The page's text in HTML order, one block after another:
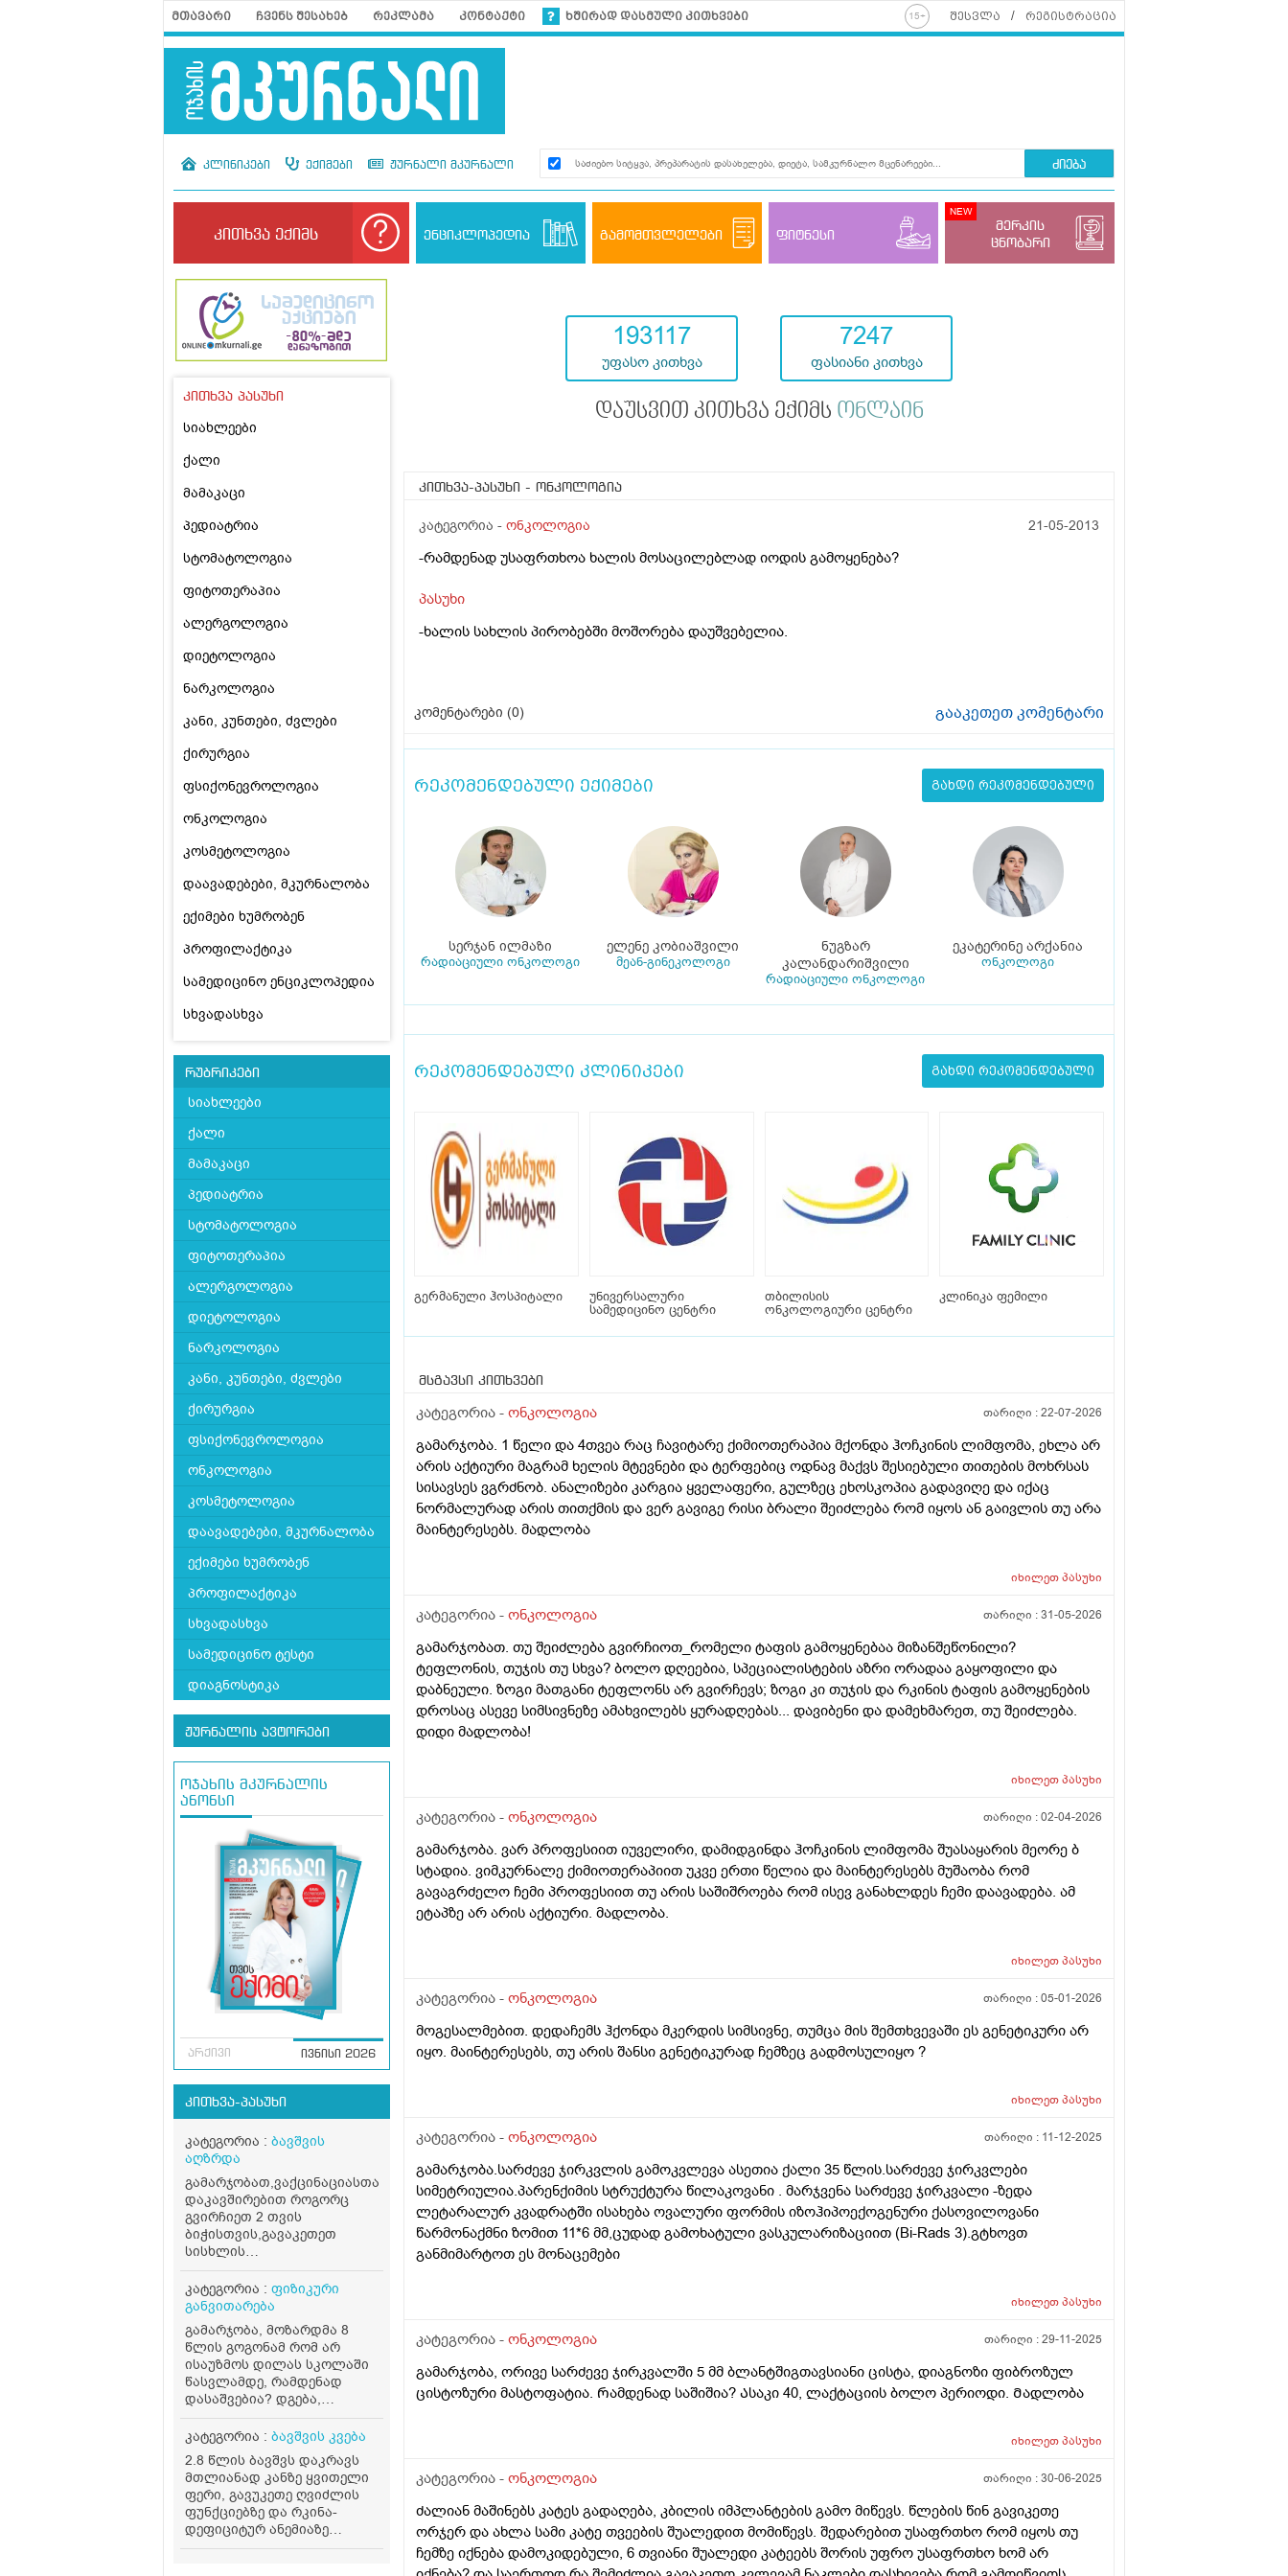
მთავარი ჩვენს შესახებ რეკლამა კონტაქტი ხშირად დასმული კითხვები შესვლა რეგისტრაცია
კლინიკები ექიმები ჟურნალი მკურნალი ძიება
კითხვა ექიმს ენციკლოპედია გამომთვლელები ფიტნესი
მერკის
ცნობარი
კითხვა პასუხი
სიახლეები
ქალი
მამაკაცი
პედიატრია
სტომატოლოგია
ფიტოთერაპია
ალერგოლოგია
დიეტოლოგია
ნარკოლოგია
კანი, კუნთები, ძვლები
ქირურგია
ფსიქონევროლოგია
ონკოლოგია
კოსმეტოლოგია
დაავადებები, მკურნალობა
ექიმები ხუმრობენ
პროფილაქტიკა
სამედიცინო ენციკლოპედია
სხვადასხვა
რუბრიკები
სიახლეები
ქალი
მამაკაცი
პედიატრია
სტომატოლოგია
ფიტოთერაპია
ალერგოლოგია
დიეტოლოგია
ნარკოლოგია
კანი, კუნთები, ძვლები
ქირურგია
ფსიქონევროლოგია
ონკოლოგია
კოსმეტოლოგია
დაავადებები, მკურნალობა
ექიმები ხუმრობენ
პროფილაქტიკა
სხვადასხვა
სამედიცინო ტესტი
დიაგნოსტიკა
ჟურნალის ავტორები
ოჯახის მკურნალის
ანონსი
არქივი ივნისი 2026
კითხვა-პასუხი
კატეგორია : ბავშვის
აღზრდა
გამარჯობათ,ვაქცინაციასთან
დაკავშირებით როგორც
გვირჩიეთ 2 თვის
ბიჭისთვის,გავაკეთეთ
სისხლის
ანალიზი,ლეიკოციტები
11.19 ერითროციტები 3.99
თრომბოციტები 351,სიცხე
37.3 ქონდა,მაგრამ მაინც
სიცხედ ჩათვალა,ყურები
ტკივაო და შეიძლება
ვირუსი ყურიდან
იწყებოდესო,გამოგვიწერა
ოტიპაკსი,მეორე აცრა
გადავდეთ უკვე,არის 2 თბის
და 8 დღის,დაველოდოთ
ერთი კვირა
კიდევო,ანალიზებში
დანარჩენი ნორმაში
იყო,პლიუს კიდევ ასოს ჩუჩა
არ გადადის
კატეგორია : ფიზიკური
განვითარება
გამარჯობა, მოზარდმა 8
წლის გოგონამ რომ არ
ისაუზმოს დილას სკოლაში
წასვლამდე, რამდენად
დასაშვებია? დგება,
იღვიძებს 8 საათზე,
სკოლაში პირველი კვება
ნახევრისთვის. დასაშვებია
ამდენი ხანი მშიერი ყოფნა?
ან აუცილებელია თუ არა
ადგომისთანავე საუზმობა,
სკოლას იწყებს 9 საათზე.
თან არ შია ხოლმე ამ დროს.
კატეგორია : ბავშვის კვება
2.8 წლის ბავშვს დაკრავს
მთლიანად კანზე ყვითელი
ფერი, გავუკეთე ღვიძლის
ფუნქციებზე და რკინა-
დეფიციტურ ანემიაზე
ანალიზი, ნორმის
193117
უფასო კითხვა
7247
ფასიანი კითხვა
დაუსვით კითხვა ექიმს ონლაინ
კითხვა-პასუხი - ონკოლოგია
კატეგორია - ონკოლოგია 21-05-2013
-რამდენად უსაფრთხოა ხალის მოსაცილებლად იოდის გამოყენება?
პასუხი
-ხალის სახლის პირობებში მოშორება დაუშვებელია.
კომენტარები (0) გააკეთეთ კომენტარი
რეკომენდებული ექიმები გახდი რეკომენდებული
სერჯან ილმაზი
რადიაციული ონკოლოგი
ელენე კობიაშვილი
მეან-გინეკოლოგი
ნუგზარ
კალანდარიშვილი
რადიაციული ონკოლოგი
ეკატერინე არქანია
ონკოლოგი
რეკომენდებული კლინიკები გახდი რეკომენდებული
გერმანული ჰოსპიტალი
უნივერსალური
სამედიცინო ცენტრი
თბილისის
ონკოლოგიური ცენტრი
კლინიკა ფემილი
მსგავსი კითხვები
კატეგორია - ონკოლოგია თარიღი :22-07-2026
გამარჯობა. 1 წელი და 4თვეა რაც ჩავიტარე ქიმიოთერაპია მქონდა ჰოჩკინის ლიმფომა, ეხლა არ
არის აქტიური მაგრამ ხელის მტევნები და ტერფებიც ოდნავ მაქვს შესიებული თითების მოხრსას
სისავსეს ვგრძნობ. ანალიზები კარგია ყველაფერი, გულზეც ეხოსკოპია გადავიღე და იქაც
ნორმალურად არის თითქმის და ვერ გავიგე რისი ბრალი შეიძლება რომ იყოს ან გაივლის თუ არა
მაინტერესებს. მადლობა
იხილეთპასუხი
კატეგორია - ონკოლოგია თარიღი :31-05-2026
გამარჯობათ. თუ შეიძლება გვირჩიოთ_რომელი ტაფის გამოყენებაა მიზანშეწონილი?
ტეფლონის, თუჯის თუ სხვა? ბოლო დღეებია, სპეციალისტების აზრი ორადაა გაყოფილი და
დაბნეული. ზოგი მათგანი ტეფლონს არ გვირჩევს; ზოგი კი თუჯის და რკინის ტაფის გამოყენების
დროსაც ასევე სიმსივნეზე ამახვილებს ყურადღებას... დავიბენი და დამეხმარეთ, თუ შეიძლება.
დიდი მადლობა!
იხილეთპასუხი
კატეგორია - ონკოლოგია თარიღი :02-04-2026
გამარჯობა. ვარ პროფესიით იუველირი, დამიდგინდა ჰოჩკინის ლიმფომა შუასაყარის მეორე ბ
სტადია. ვიმკურნალე ქიმიოთერაპიით უკვე ერთი წელია და მაინტერესებს მუშაობა რომ
გავაგრძელო ჩემი პროფესიით თუ არის საშიშროება რომ ისევ განახლდეს ჩემი დაავადება. ამ
ეტაპზე არ არის აქტიური. მადლობა.
იხილეთპასუხი
კატეგორია - ონკოლოგია თარიღი :05-01-2026
მოგესალმებით. დედაჩემს ჰქონდა მკერდის სიმსივნე, თუმცა მის შემთხვევაში ეს გენეტიკური არ
იყო. მაინტერესებს, თუ არის შანსი გენეტიკურად ჩემზეც გადმოსულიყო ?
იხილეთპასუხი
კატეგორია - ონკოლოგია თარიღი : 11-12-2025
გამარჯობა.სარძევე ჯირკვლის გამოკვლევა ასეთია ქალი 35 წლის.სარძევე ჯირკვლები
სიმეტრიულია.პარენქიმის სტრუქტურა წილაკოვანი . მარჯვენა სარძევე ჯირკვალი -ზედა
ლეტარალურ კვადრატში ისახება ოვალური ფორმის იზოჰიპოექოგენური ქასოვილოვანი
წარმონაქმნი ზომით 11*6 მმ,ცუდად გამოხატული ვასკულარიზაციით (Bi-Rads 3).გტხოვთ
განმიმარტოთ ეს მონაცემები
იხილეთპასუხი
კატეგორია - ონკოლოგია თარიღი :29-11-2025
გამარჯობა, ორივე სარძევე ჯირკვალში 5 მმ ბლანტშიგთავსიანი ცისტა, დიაგნოზი ფიბროზულ
ცისტოზური მასტოფატია. Რამდენად საშიშია? Ასაკი 40, ლაქტაციის ბოლო პერიოდი. Მადლობა
იხილეთპასუხი
კატეგორია - ონკოლოგია თარიღი :30-06-2025
ძალიან მაშინებს კატეს გადაღება, კბილის იმპლანტების გამო მიწევს. წლების წინ გავიკეთე
ორჯერ და ახლა სამი კატე თვეების შუალედით მომიწევს. შედარებით უსაფრთხო რომ იყოს თუ
ჩემზე იქნება დამოკიდებული, 6 თვიანი შუალედი კატეებს შორის უფრო უსაფრთხო ხომ არ